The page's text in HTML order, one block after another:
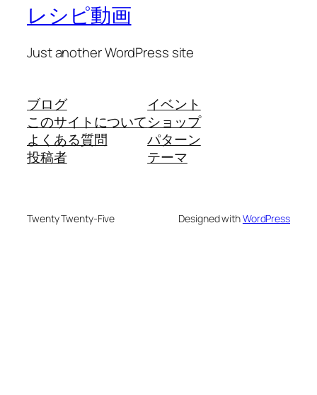
レシピ動画
Just another WordPress site
ブログ
このサイトについて
よくある質問
投稿者
イベント
ショップ
パターン
テーマ
Twenty Twenty-Five Designed withWordPress